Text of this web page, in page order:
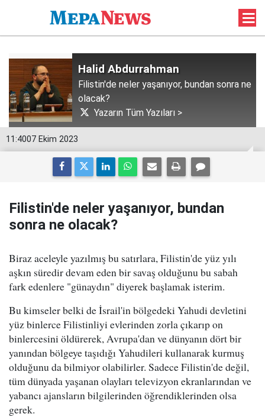
Halid Abdurrahman
Filistin'de neler yaşanıyor, bundan sonra ne
olacak?
Yazarın Tüm Yazıları >
11:4007 Ekim 2023
Filistin'de neler yaşanıyor, bundan
sonra ne olacak?
Biraz aceleyle yazılmış bu satırlara, Filistin'de yüz yılı
aşkın süredir devam eden bir savaş olduğunu bu sabah
fark edenlere "günaydın" diyerek başlamak isterim.
Bu kimseler belki de İsrail'in bölgedeki Yahudi devletini
yüz binlerce Filistinliyi evlerinden zorla çıkarıp on
binlercesini öldürerek, Avrupa'dan ve dünyanın dört bir
yanından bölgeye taşıdığı Yahudileri kullanarak kurmuş
olduğunu da bilmiyor olabilirler. Sadece Filistin'de değil,
tüm dünyada yaşanan olayları televizyon ekranlarından ve
yabancı ajansların bilgilerinden öğrendiklerinden olsa
gerek.